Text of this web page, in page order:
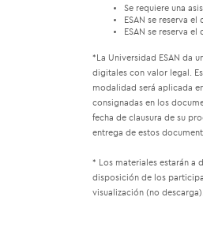
Se requiere una
ESAN se reserva
ESAN se reserva
*La Universidad ESAN da
digitales con valor legal.
modalidad será aplicada
consignadas en los
fecha de clausura de su
entrega de estos
* Los materiales estarán a
disposición de los
visualización (no